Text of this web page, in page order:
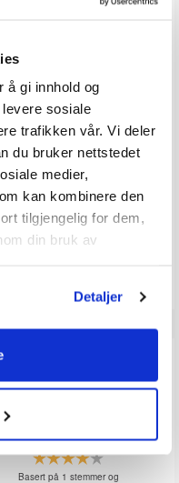
å gi innhold og
sosiale
trafikken vår. Vi deler
du bruker nettstedet
medier,
kan kombinere den
tilgjengelig for dem,
din bruk av
Detaljer
Omgående
2 varianter
299,-
som andre kjøpte
nødvendigvis ingen
mulige
5 mulige
mulige
5 mulige
4.0
Karakter:
4.0
Basert på 1 stemmer og